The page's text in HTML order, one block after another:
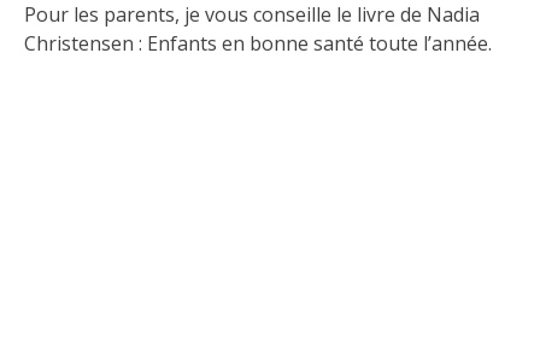
Pour les parents, je vous conseille le livre de Nadia
Christensen : Enfants en bonne santé toute l’année.